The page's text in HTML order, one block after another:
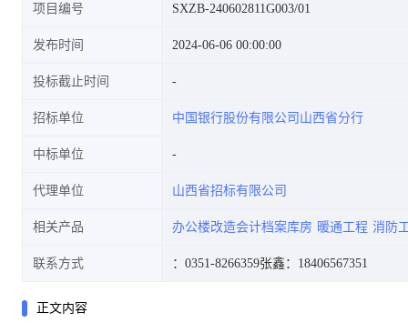
项目编号 SXZB-240602811G003/01
发布时间 2024-06-06 00:00:00
投标截止时间
招标单位 中国银行股份有限公司山西省分行
中标单位
代理单位 山西省招标有限公司
相关产品 办公楼改造会计档案库房 暖通工程 消防
联系方式 ：0351-8266359张鑫：18406567351
正文内容